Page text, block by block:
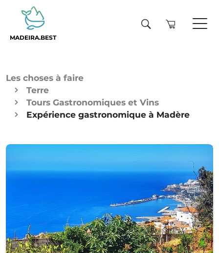
MADEIRA.BEST
Les choses à faire
Terre
Tours Gastronomiques et Vins
Expérience gastronomique à Madère